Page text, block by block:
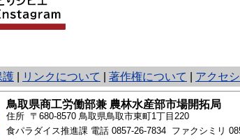
護
と
り
ネ
ッ
ト
リンクについて 著作権について アクセ
鳥取県商工労働部兼 農林水産部市場開拓局
住所 〒680-8570 鳥取県鳥取市東町1丁目220
食パラダイス推進課 電話 0857-26-7834 ファクシミリ